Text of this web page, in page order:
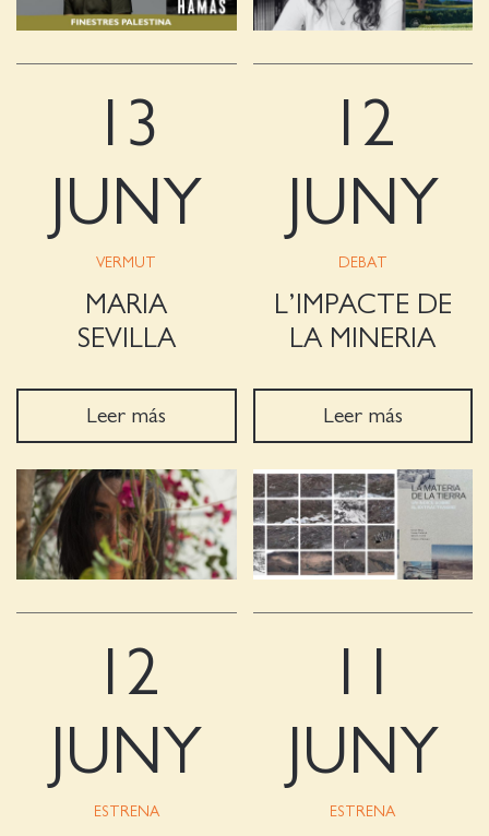
13
JUNY
VERMUT
MARIA
SEVILLA
Leer más
12
JUNY
DEBAT
L’IMPACTE DE
LA MINERIA
Leer más
12
JUNY
ESTRENA
JUNY
ESTRENA